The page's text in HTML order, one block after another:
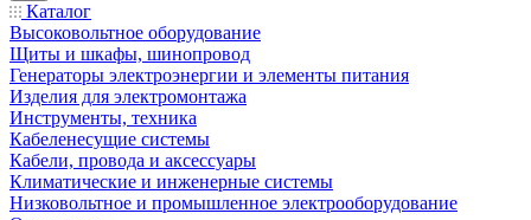
Каталог
Высоковольтное оборудование
Щиты и шкафы, шинопровод
Генераторы электроэнергии и элементы питания
Изделия для электромонтажа
Инструменты, техника
Кабеленесущие системы
Кабели, провода и аксессуары
Климатические и инженерные системы
Низковольтное и промышленное электрооборудование